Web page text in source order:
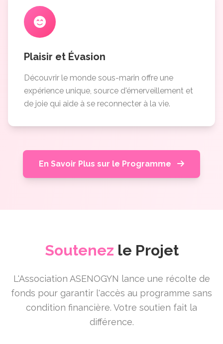
Plaisir et Évasion
Découvrir le monde sous-marin offre une
expérience unique, source d'émerveillement et
de joie qui aide à se reconnecter à la vie.
En Savoir Plus sur le Programme
Soutenez le Projet
L'Association ASENOGYN lance une récolte de
fonds pour garantir l'accès au programme sans
condition financière. Votre soutien fait la
différence.